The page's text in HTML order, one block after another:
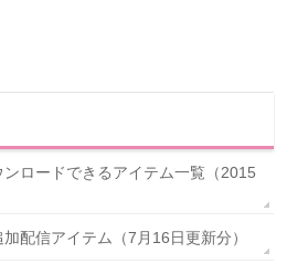
ロードできるアイテム一覧（2015
配信アイテム（7月16日更新分）